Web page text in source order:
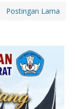
Postingan Lama